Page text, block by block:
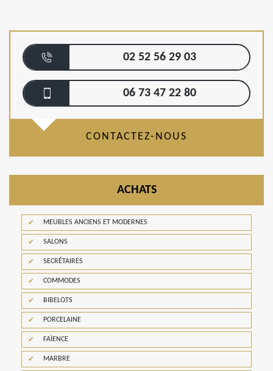
02 52 56 29 03
06 73 47 22 80
CONTACTEZ-NOUS
ACHATS
MEUBLES ANCIENS ET MODERNES
SALONS
SECRÉTAIRES
COMMODES
BIBELOTS
PORCELAINE
FAÏENCE
MARBRE